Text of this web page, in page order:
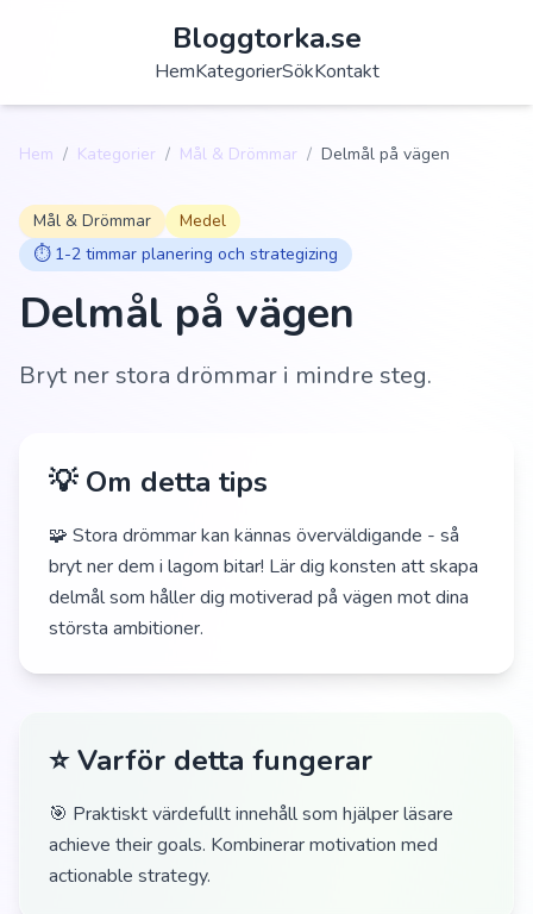
Bloggtorka.se
HemKategorierSökKontakt
Hem / Kategorier / Mål & Drömmar / Delmål på vägen
Mål & Drömmar
Medel
⏱️ 1-2 timmar planering och strategizing
Delmål på vägen
Bryt ner stora drömmar i mindre steg.
💡 Om detta tips
🧩 Stora drömmar kan kännas överväldigande - så
bryt ner dem i lagom bitar! Lär dig konsten att skapa
delmål som håller dig motiverad på vägen mot dina
största ambitioner.
⭐ Varför detta fungerar
🎯 Praktiskt värdefullt innehåll som hjälper läsare
achieve their goals. Kombinerar motivation med
actionable strategy.